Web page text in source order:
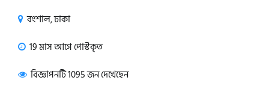
বংশাল, ঢাকা
19 মাস আগে পোস্টকৃত
বিজ্ঞাপনটি 1095 জন দেখেছেন